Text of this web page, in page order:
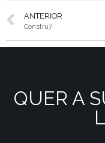
ANTERIOR
Constru7
QUER A